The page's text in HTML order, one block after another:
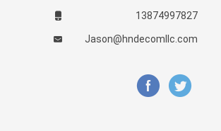
13874997827
Jason@hndecomllc.com